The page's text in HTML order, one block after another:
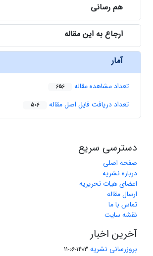
هم رسانی
ارجاع به این مقاله
آمار
تعداد مشاهده مقاله 656
تعداد دریافت فایل اصل مقاله 506
دسترسی سریع
صفحه اصلی
درباره نشریه
اعضای هیات تحریریه
ارسال مقاله
تماس با ما
نقشه سایت
آخرین اخبار
بروزرسانی نشریه 1403-06-11